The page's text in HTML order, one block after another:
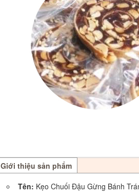
Giới thiệu sản phẩm
Tên: Kẹo Chuối Đậu Gừng Bánh